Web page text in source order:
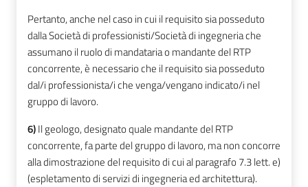
Pertanto, anche nel caso in cui il requisito sia posseduto
dalla Società di professionisti/Società di ingegneria che
assumano il ruolo di mandataria o mandante del RTP
concorrente, è necessario che il requisito sia posseduto
dal/i professionista/i che venga/vengano indicato/i nel
gruppo di lavoro.
6)Il geologo, designato quale mandante del RTP
concorrente, fa parte del gruppo di lavoro, ma non concorre
alla dimostrazione del requisito di cui al paragrafo 7.3 lett. e)
(espletamento di servizi di ingegneria ed architettura).